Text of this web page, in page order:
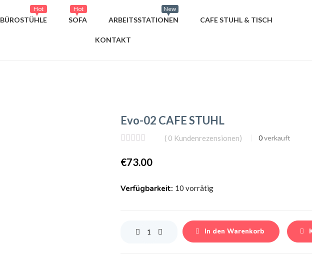
Hot
BÜROSTÜHLE
Hot
SOFA
New
ARBEITSSTATIONEN CAFE STUHL & TISCH
KONTAKT
Evo-02 CAFE STUHL
( 0 Kundenrezensionen) 0verkauft
€73.00
Verfügbarkeit: 10 vorrätig
In den Warenkorb